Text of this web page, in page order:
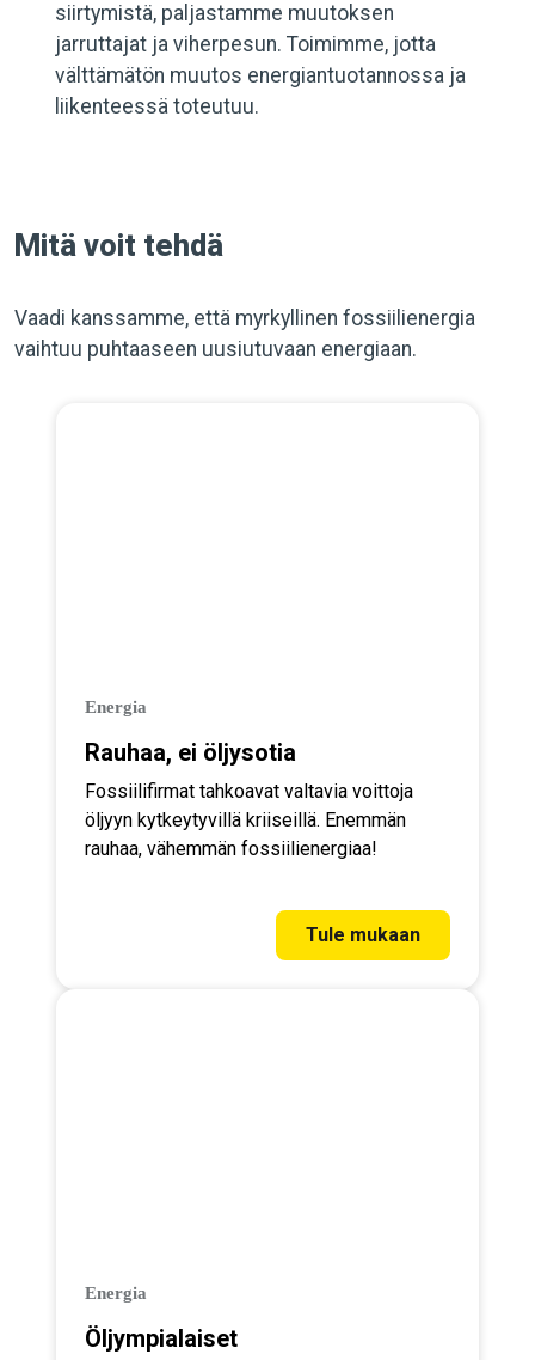
siirtymistä, paljastamme muutoksen
jarruttajat ja viherpesun. Toimimme, jotta
välttämätön muutos energiantuotannossa ja
liikenteessä toteutuu.
Mitä voit tehdä
Vaadi kanssamme, että myrkyllinen fossiilienergia
vaihtuu puhtaaseen uusiutuvaan energiaan.
Energia
Rauhaa, ei öljysotia
Fossiilifirmat tahkoavat valtavia voittoja
öljyyn kytkeytyvillä kriiseillä. Enemmän
rauhaa, vähemmän fossiilienergiaa!
Tule mukaan
Energia
Öljympialaiset